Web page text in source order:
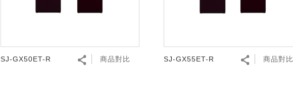
SJ-GX50ET-R 商品對比 SJ-GX55ET-R 商品對比